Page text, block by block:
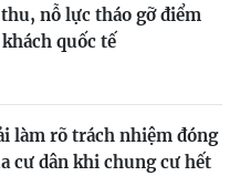
nỗ lực tháo gỡ điểm
quốc tế
làm rõ trách nhiệm đóng
cư dân khi chung cư hết